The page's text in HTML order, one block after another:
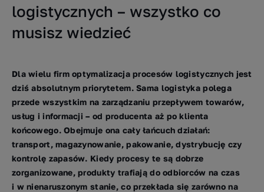
logistycznych – wszystko co
musisz wiedzieć
Dla wielu firm optymalizacja procesów logistycznych jest
dziś absolutnym priorytetem. Sama logistyka polega
przede wszystkim na zarządzaniu przepływem towarów,
usług i informacji – od producenta aż po klienta
końcowego. Obejmuje ona cały łańcuch działań:
transport, magazynowanie, pakowanie, dystrybucję czy
kontrolę zapasów. Kiedy procesy te są dobrze
zorganizowane, produkty trafiają do odbiorców na czas
i w nienaruszonym stanie, co przekłada się zarówno na